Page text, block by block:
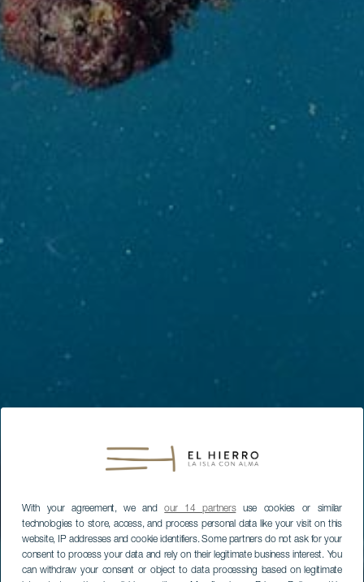
With your agreement, we andour 14 partnersuse cookies or similar
technologies to store, access, and process personal data like your visit on this
website, IP addresses and cookie identifiers. Some partners do not ask for your
consent to process your data and rely on their legitimate business interest. You
can withdraw your consent or object to data processing based on legitimate